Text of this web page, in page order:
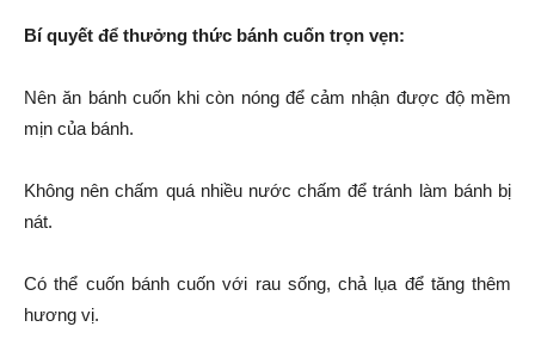
Bí quyết để thưởng thức bánh cuốn trọn vẹn:
Nên ăn bánh cuốn khi còn nóng để cảm nhận được độ mềm
mịn của bánh.
Không nên chấm quá nhiều nước chấm để tránh làm bánh bị
nát.
Có thể cuốn bánh cuốn với rau sống, chả lụa để tăng thêm
hương vị.